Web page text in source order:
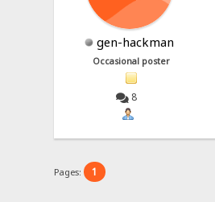
gen-hackman
Occasional poster
8
Pages: 1